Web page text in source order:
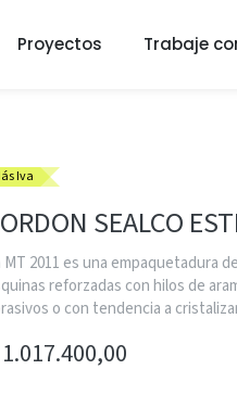
Proyectos Trabaje
Iva
SEALCO
MT 2011 es una empaquetadura
reforzadas con hilos de
o con tendencia a
1.017.400,00